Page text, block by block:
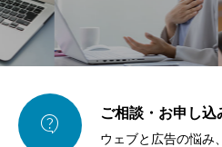
 ご相談・お申し込
ウェブと広告の悩み